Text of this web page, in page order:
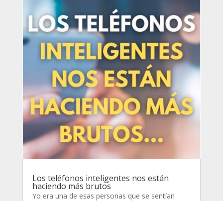
Los teléfonos inteligentes nos están
haciendo más brutos
Yo era una de esas personas que se sentían